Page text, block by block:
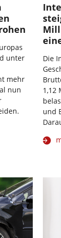
unter
mehr
nun
Die
1,12
und